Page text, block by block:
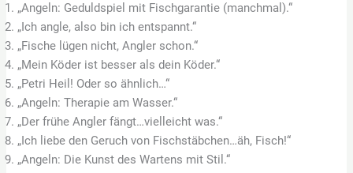
„Angeln: Geduldspiel mit Fischgarantie (manchmal).“
„Ich angle, also bin ich entspannt.“
„Fische lügen nicht, Angler schon.“
„Mein Köder ist besser als dein Köder.“
„Petri Heil! Oder so ähnlich…“
„Angeln: Therapie am Wasser.“
„Der frühe Angler fängt…vielleicht was.“
„Ich liebe den Geruch von Fischstäbchen…äh, Fisch!“
„Angeln: Die Kunst des Wartens mit Stil.“